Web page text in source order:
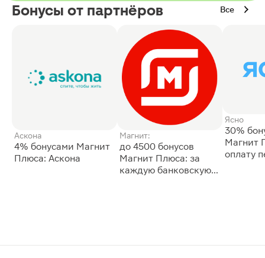
Бонусы от партнёров Все
Аскона
4% бонусами Магнит
Плюса: Аскона
Магнит:
до 4500 бонусов
Магнит Плюса: за
каждую банковскую
Ясно
30%
Магнит
оплату